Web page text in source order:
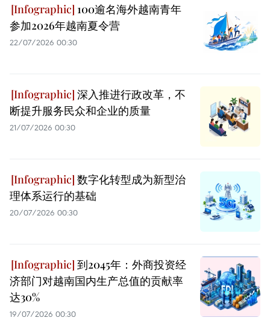
100逾名海外越南青年
参加2026年越南夏令营
22/07/2026 00:30
深入推进行政改革，不
断提升服务民众和企业的质量
21/07/2026 00:30
数字化转型成为新型治
理体系运行的基础
20/07/2026 00:30
到2045年：外商投资经
济部门对越南国内生产总值的贡献率
达30%
19/07/2026 00:30